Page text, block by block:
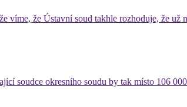
že Ústavní soud takhle rozhoduje, že už
soudce okresního soudu by tak místo 106